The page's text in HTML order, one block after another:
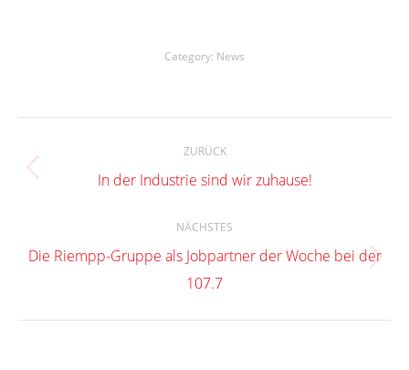
Category: News
ZURÜCK
Vorheriger
In der Industrie sind wir zuhause!
NÄCHSTES
Nächster
Beitrag:
Die Riempp-Gruppe als Jobpartner der Woche bei der
107.7